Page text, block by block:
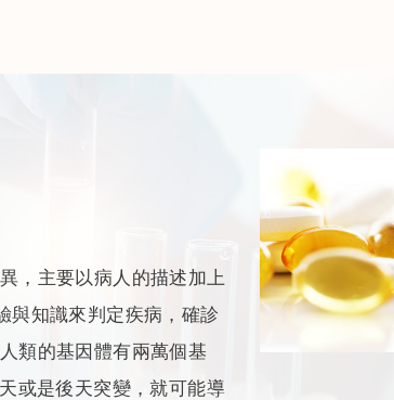
，主要以病人的描述加上
與知識來判定疾病，確診
類的基因體有兩萬個基
或是後天突變，就可能導